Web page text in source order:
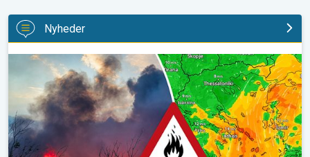
Nyheder
Skovbrande hærger også i Sydøsteuropa. Hed varme og